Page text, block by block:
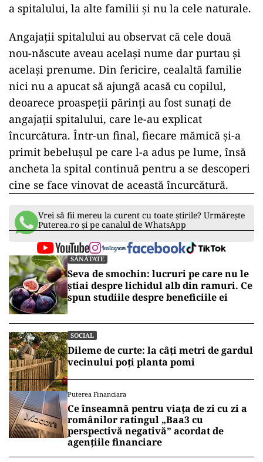
a spitalului, la alte familii şi nu la cele naturale.
Angajații spitalului au observat că cele două
nou-născute aveau același nume dar purtau și
același prenume. Din fericire, cealaltă familie
nici nu a apucat să ajungă acasă cu copilul,
deoarece proaspeții părinți au fost sunați de
angajații spitalului, care le-au explicat
încurcătura. Într-un final, fiecare mămică și-a
primit bebelușul pe care l-a adus pe lume, însă
ancheta la spital continuă pentru a se descoperi
cine se face vinovat de această încurcătură.
Vrei să fii mereu la curent cu toate știrile? Urmărește
Puterea.ro și pe canalul de WhatsApp
SĂNĂTATE
Seva de smochin: lucruri pe care nu le
știai despre lichidul alb din ramuri. Ce
spun studiile despre beneficiile ei
SOCIAL
Dileme de curte: la câți metri de gardul
vecinului poți planta pomi
Puterea Financiara
Ce înseamnă pentru viața de zi cu zi a
românilor ratingul „Baa3 cu
perspectivă negativă” acordat de
agențiile financiare